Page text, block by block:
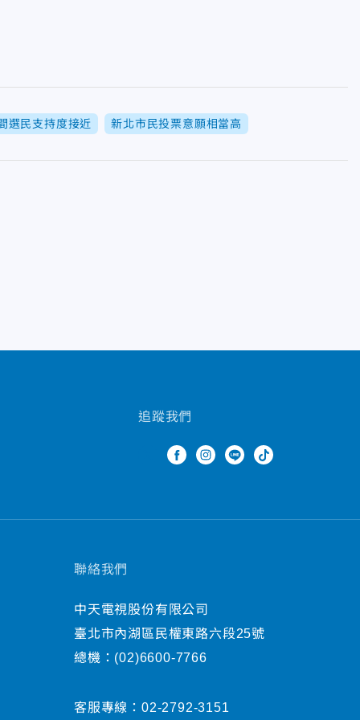
選民支持度接近 新北市民投票意願相當高
追蹤我們
聯絡我們
中天電視股份有限公司
臺北市內湖區民權東路六段25號
總機： (02)6600-7766
客服專線： 02-2792-3151